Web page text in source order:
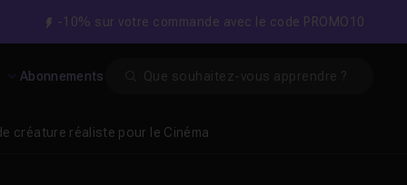
-10% sur votre commande avec le code PROMO10
Abonnements
créature réaliste pour le Cinéma